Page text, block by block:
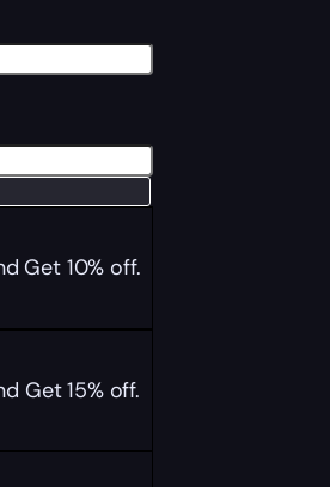
Get 10% off.
Get 15% off.